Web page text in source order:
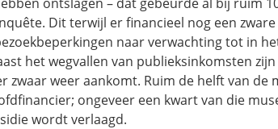
Dit terwijl er financieel nog een
naar verwachting tot in
het wegvallen van publieksinkomsten
zwaar weer aankomt. Ruim de helft van de
ongeveer een kwart van die
wordt verlaagd.